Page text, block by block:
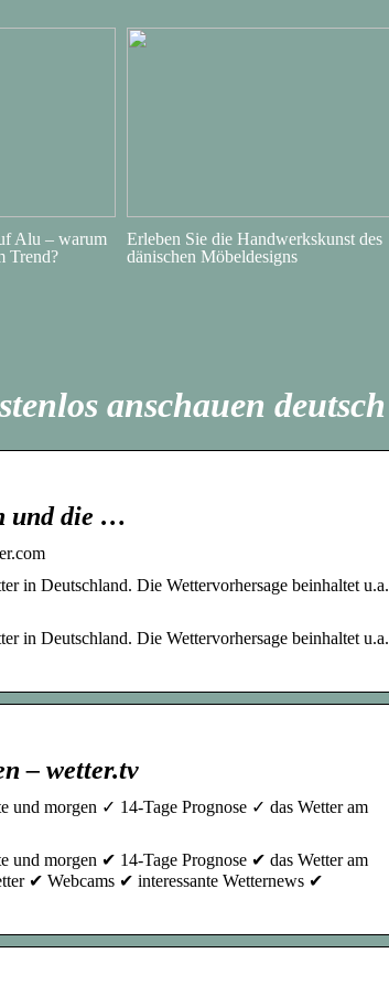
Alu – warum
Trend?
Erleben Sie die Handwerkskunst des
dänischen Möbeldesigns
anschauen deutsch
und die …
in Deutschland. Die Wettervorhersage beinhaltet u.a.
in Deutschland. Die Wettervorhersage beinhaltet u.a.
– wetter.tv
und morgen ✓ 14-Tage Prognose ✓ das Wetter am
und morgen ✔ 14-Tage Prognose ✔ das Wetter am
✔ Webcams ✔ interessante Wetternews ✔